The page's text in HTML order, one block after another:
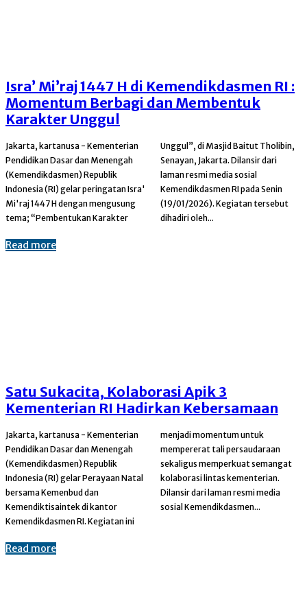
Isra’ Mi’raj 1447 H di Kemendikdasmen RI :
Momentum Berbagi dan Membentuk
Karakter Unggul
Jakarta, kartanusa - Kementerian
Pendidikan Dasar dan Menengah
(Kemendikdasmen) Republik
Indonesia (RI) gelar peringatan Isra'
Mi'raj 1447 H dengan mengusung
tema; “Pembentukan Karakter
Unggul”, di Masjid Baitut Tholibin,
Senayan, Jakarta. Dilansir dari
laman resmi media sosial
Kemendikdasmen RI pada Senin
(19/01/2026). Kegiatan tersebut
dihadiri oleh...
Read more
Satu Sukacita, Kolaborasi Apik 3
Kementerian RI Hadirkan Kebersamaan
Jakarta, kartanusa - Kementerian
Pendidikan Dasar dan Menengah
(Kemendikdasmen) Republik
Indonesia (RI) gelar Perayaan Natal
bersama Kemenbud dan
Kemendiktisaintek di kantor
Kemendikdasmen RI. Kegiatan ini
menjadi momentum untuk
mempererat tali persaudaraan
sekaligus memperkuat semangat
kolaborasi lintas kementerian.
Dilansir dari laman resmi media
sosial Kemendikdasmen...
Read more